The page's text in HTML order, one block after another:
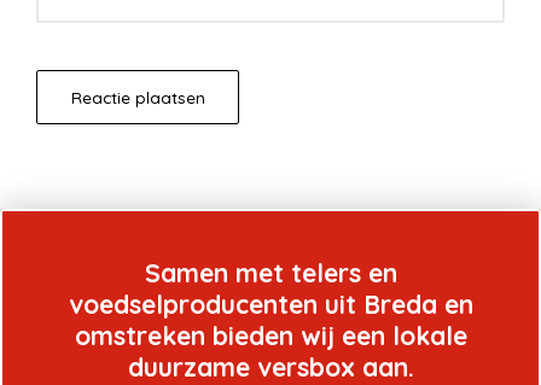
Samen met telers en
voedselproducenten uit Breda en
omstreken bieden wij een lokale
duurzame versbox aan.